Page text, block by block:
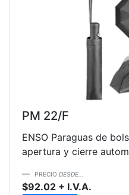
PM 22/F
ENSO Paraguas de
apertura y cierre
PRECIO DESDE...
$92.02 + I.V.A.